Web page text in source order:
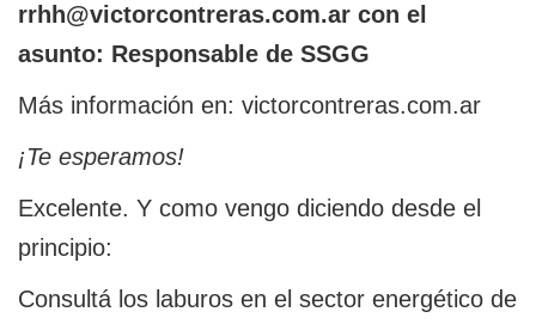
rrhh@victorcontreras.com.ar con el
asunto: Responsable de SSGG
Más información en: victorcontreras.com.ar
¡Te esperamos!
Excelente. Y como vengo diciendo desde el
principio:
Consultá los laburos en el sector energético de